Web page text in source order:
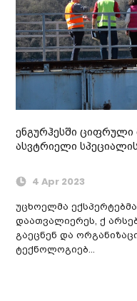
ენგურჰესში
ასვტრიელი
4 Apr 2023
უცხოელმა
დაათვალიერეს, ქ
გაეცნენ და
ტექნოლოგიებ...